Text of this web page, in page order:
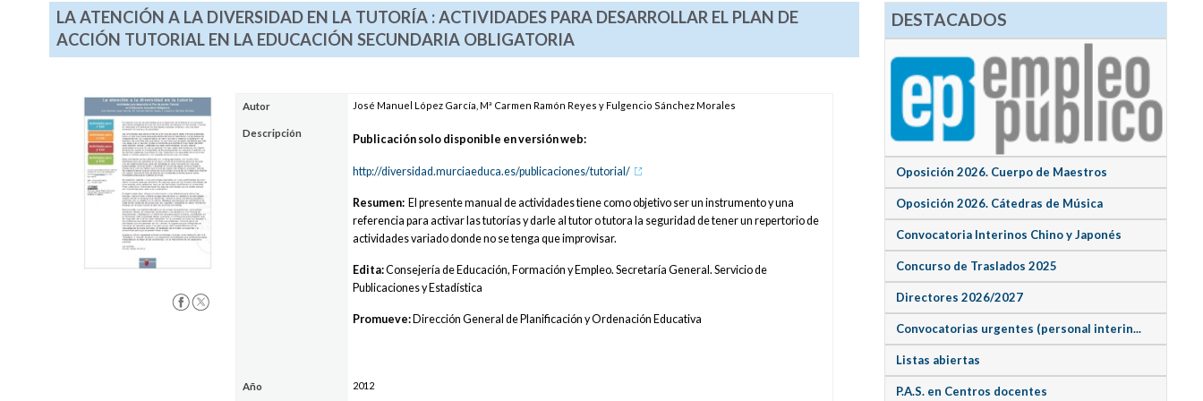
LA ATENCIÓN A LA DIVERSIDAD EN LA TUTORÍA : ACTIVIDADES PARA DESARROLLAR EL PLAN DE
ACCIÓN TUTORIAL EN LA EDUCACIÓN SECUNDARIA OBLIGATORIA
Autor José Manuel López García, Mª Carmen Ramón Reyes y Fulgencio Sánchez Morales
Descripción
Publicación solo disponible en versión web:
http://diversidad.murciaeduca.es/publicaciones/tutorial/
Resumen: El presente manual de actividades tiene como objetivo ser un instrumento y una
referencia para activar las tutorías y darle al tutor o tutora la seguridad de tener un repertorio de
actividades variado donde no se tenga que improvisar.
Edita:Consejería de Educación, Formación y Empleo. Secretaría General. Servicio de
Publicaciones y Estadística
Promueve:Dirección General de Planificación y Ordenación Educativa
Año 2012
DESTACADOS
Oposición 2026. Cuerpo de Maestros
Oposición 2026. Cátedras de Música
Convocatoria Interinos Chino y Japonés
Concurso de Traslados 2025
Directores 2026/2027
Convocatorias urgentes (personal interin...
Listas abiertas
P.A.S. en Centros docentes